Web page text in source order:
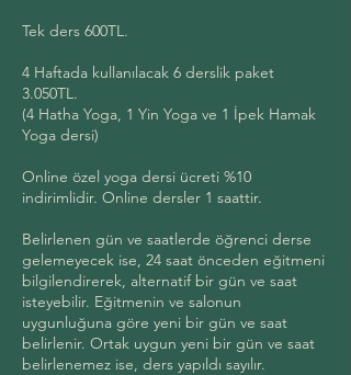
Tek ders 600TL.
4 Haftada kullanılacak 6 derslik paket
3.050TL.
(4 Hatha Yoga, 1 Yin Yoga ve 1 İpek Hamak
Yoga dersi)
Online özel yoga dersi ücreti %10
indirimlidir. Online dersler 1 saattir.
Belirlenen gün ve saatlerde öğrenci derse
gelemeyecek ise, 24 saat önceden eğitmeni
bilgilendirerek, alternatif bir gün ve saat
isteyebilir. Eğitmenin ve salonun
uygunluğuna göre yeni bir gün ve saat
belirlenir. Ortak uygun yeni bir gün ve saat
belirlenemez ise, ders yapıldı sayılır.